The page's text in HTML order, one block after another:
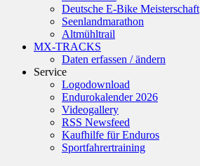
Deutsche E-Bike Meisterschaft
Seenlandmarathon
Altmühltrail
MX-TRACKS
Daten erfassen / ändern
Service
Logodownload
Endurokalender 2026
Videogallery
RSS Newsfeed
Kaufhilfe für Enduros
Sportfahrertraining